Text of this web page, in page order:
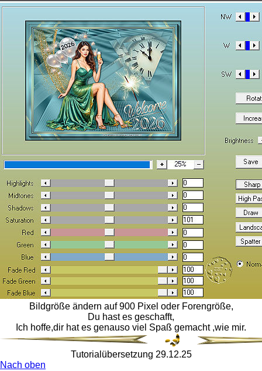
Bildgröße ändern auf 900 Pixel oder Forengröße,
Du hast es geschafft,
Ich hoffe,dir hat es genauso viel Spaß gemacht ,wie mir.
Tutorialübersetzung 29.12.25
Nach oben